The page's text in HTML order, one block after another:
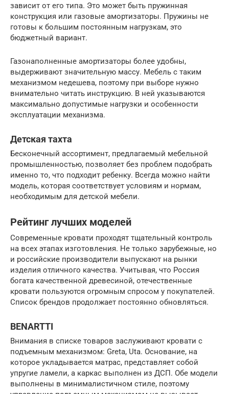
зависит от его типа. Это может быть пружинная
конструкция или газовые амортизаторы. Пружины не
готовы к большим постоянным нагрузкам, это
бюджетный вариант.
Газонаполненные амортизаторы более удобны,
выдерживают значительную массу. Мебель с таким
механизмом недешева, поэтому при выборе нужно
внимательно читать инструкцию. В ней указываются
максимально допустимые нагрузки и особенности
эксплуатации механизма.
Детская тахта
Бесконечный ассортимент, предлагаемый мебельной
промышленностью, позволяет без проблем подобрать
именно то, что подходит ребенку. Всегда можно найти
модель, которая соответствует условиям и нормам,
необходимым для детской мебели.
Рейтинг лучших моделей
Современные кровати проходят тщательный контроль
на всех этапах изготовления. Не только зарубежные, но
и российские производители выпускают на рынки
изделия отличного качества. Учитывая, что Россия
богата качественной древесиной, отечественные
кровати пользуются огромным спросом у покупателей.
Список брендов продолжает постоянно обновляться.
BENARTTI
Внимания в списке товаров заслуживают кровати с
подъемным механизмом: Greta, Uta. Основание, на
которое укладывается матрас, представляет собой
упругие ламели, а каркас выполнен из ДСП. Обе модели
выполнены в минималистичном стиле, поэтому